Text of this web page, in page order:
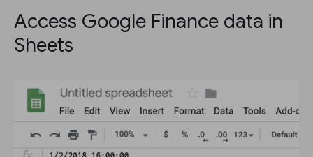
Access Google Finance data in
Sheets